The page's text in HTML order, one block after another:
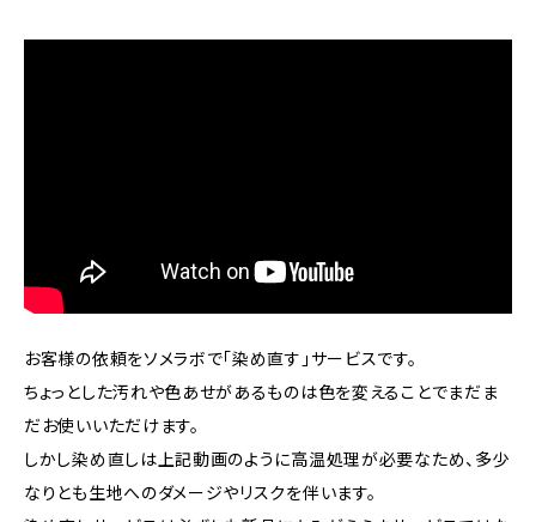
お客様の依頼をソメラボで「染め直す」サービスです。
ちょっとした汚れや色あせがあるものは色を変えることでまだま
だお使いいただけます。
しかし染め直しは上記動画のように高温処理が必要なため、多少
なりとも生地へのダメージやリスクを伴います。